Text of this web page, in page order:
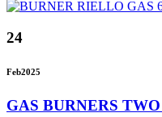
24
Feb2025
GAS BURNERS